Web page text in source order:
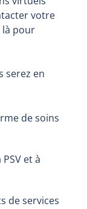
votre
là pour
serez en
de soins
et à
de services